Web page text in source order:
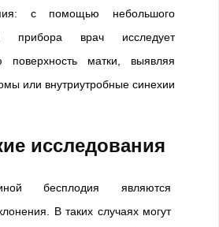
с помощью небольшого
прибора врач исследует
поверхность матки, выявляя
или внутриутробные синехии
исследования
бесплодия являются
В таких случаях могут